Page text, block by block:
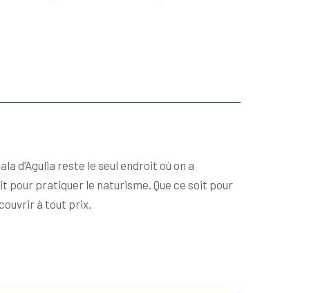
d’Agulia reste le seul endroit où on a
pour pratiquer le naturisme. Que ce soit pour
à tout prix.